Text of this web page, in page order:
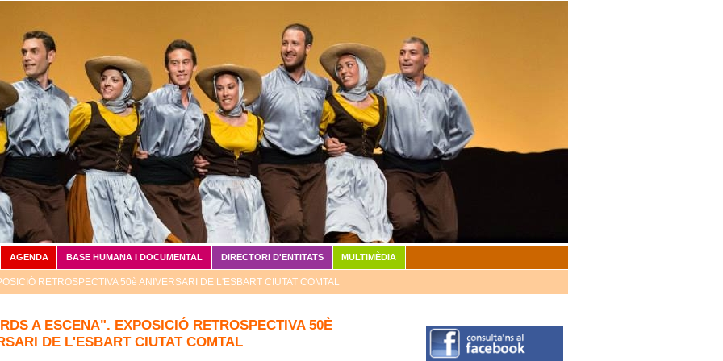
A ESCENA". EXPOSICIÓ RETROSPECTIVA 50È
DE L'ESBART CIUTAT COMTAL
AGENDA BASE HUMANA I DOCUMENTAL DIRECTORI D'ENTITATS MULTIMÈDIA
RETROSPECTIVA 50è ANIVERSARI DE L'ESBART CIUTAT COMTAL